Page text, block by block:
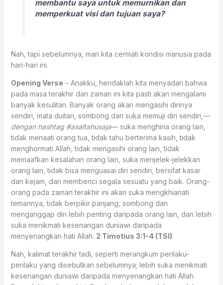
membantu saya untuk memurnikan dan
memperkuat visi dan tujuan saya?
Nah, tapi sebelumnya, mari kita cermati kondisi manusia pada
hari-hari ini.
Opening Verse – Anakku, hendaklah kita menyadari bahwa
pada masa terakhir dari zaman ini kita pasti akan mengalami
banyak kesulitan. Banyak orang akan mengasihi dirinya
sendiri, mata duitan, sombong dan suka memuji diri sendiri,—
dengan hashtag #asaltahusaja— suka menghina orang lain,
tidak menaati orang tua, tidak tahu berterima kasih, tidak
menghormati Allah, tidak mengasihi orang lain, tidak
memaafkan kesalahan orang lain, suka menjelek-jelekkan
orang lain, tidak bisa menguasai diri sendiri, bersifat kasar
dan kejam, dan membenci segala sesuatu yang baik. Orang-
orang pada zaman terakhir ini akan suka mengkhianati
temannya, tidak berpikir panjang, sombong dan
menganggap diri lebih penting daripada orang lain, dan lebih
suka menikmati kesenangan duniawi daripada
menyenangkan hati Allah. 2 Timotius 3:1-4 (TSI)
Nah, kalimat terakhir tadi, seperti merangkum perilaku-
perilaku yang disebutkan sebelumnya; lebih suka menikmati
kesenangan duniawi daripada menyenangkan hati Allah.